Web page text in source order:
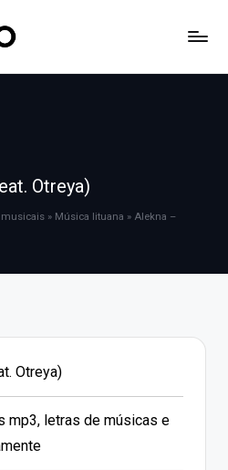
Otreya)
musicais » Música lituana » Alekna –
Otreya)
mp3, letras de músicas e